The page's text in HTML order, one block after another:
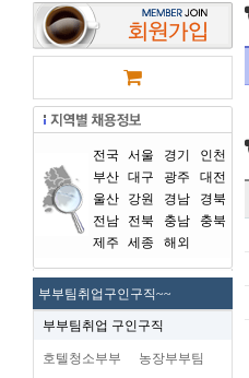
전국 서울 경기
인천
부산 대구 광주
대전
울산
강원 경남
경북
전남
전북 충남
충북
제주
세종 해외
부부팀취업구인구직~~
부부팀취업 구인구직
호텔청소부부 농장부부팀